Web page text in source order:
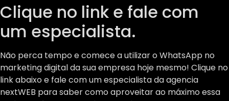
Clique no link e fale com
um especialista.
Não perca tempo e comece a utilizar o WhatsApp no
marketing digital da sua empresa hoje mesmo! Clique no
link abaixo e fale com um especialista da agencia
nextWEB para saber como aproveitar ao máximo essa